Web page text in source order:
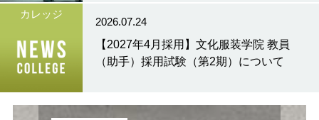
カレッジ
2026.07.24
【2027年4月採用】文化服装学院 教員
（助手）採用試験（第2期）について